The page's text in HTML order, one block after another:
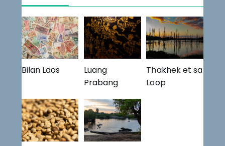
Bilan Laos
Luang
Prabang
Thakhek et sa
Loop